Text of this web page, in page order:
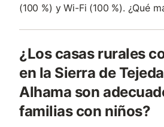
(100 %) y Wi-Fi (100 %). ¿Qué
¿Los casas rurales
en la Sierra de
Alhama son
familias con niños?